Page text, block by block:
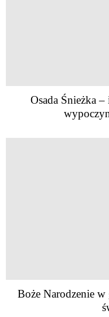
Osada Śnieżka
Boże Narodzenie